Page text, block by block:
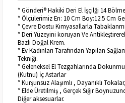
* Gönderi® Hakiki Deri El İşçilği 14
* Ölçülerimiz En: 10 Cm Boy:12.5 Cm
* Çevre Dostu Kimyasallarla
* Deri Yüzeyini koruyan Ve
Bazlı Doğal Krem.
* Ev Kadınları Tarafından Yapılan
Tekniği.
* Geleneksel El Tezgahlarında
(Kutnu) İç Astarlar
* Kurşunsuz Alaşımlı , Dayanıklı
* Elde Üretilmiş , Gerçek Sığır
Diğer aksesuarlar.